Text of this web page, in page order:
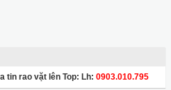
tin rao vặt lên Top: Lh: 0903.010.795